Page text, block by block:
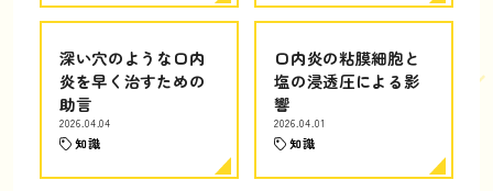
深い穴のような口内
炎を早く治すための
助言
2026.04.04
知識
口内炎の粘膜細胞と
塩の浸透圧による影
響
2026.04.01
知識